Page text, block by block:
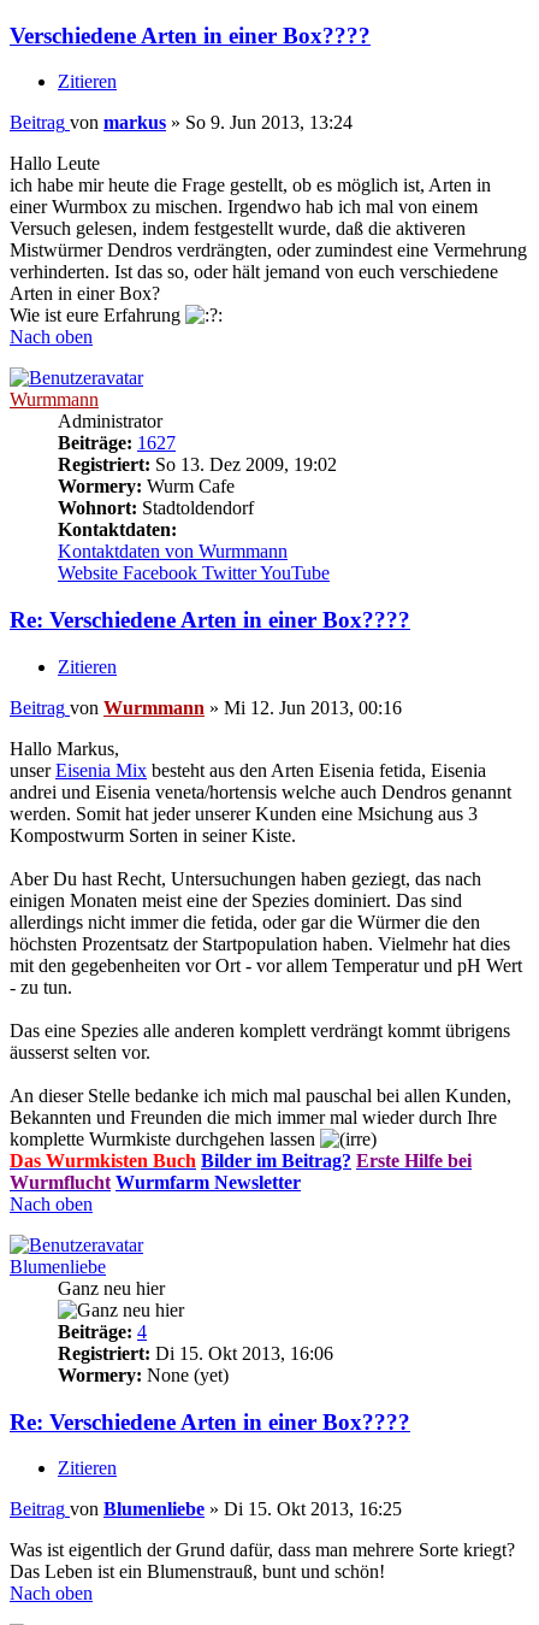
Verschiedene Arten in einer Box????
Zitieren
Beitrag von markus » So 9. Jun 2013, 13:24
Hallo Leute
ich habe mir heute die Frage gestellt, ob es möglich ist, Arten in
einer Wurmbox zu mischen. Irgendwo hab ich mal von einem
Versuch gelesen, indem festgestellt wurde, daß die aktiveren
Mistwürmer Dendros verdrängten, oder zumindest eine Vermehrung
verhinderten. Ist das so, oder hält jemand von euch verschiedene
Arten in einer Box?
Wie ist eure Erfahrung
Nach oben
Wurmmann
Administrator
Beiträge: 1627
Registriert: So 13. Dez 2009, 19:02
Wormery: Wurm Cafe
Wohnort: Stadtoldendorf
Kontaktdaten:
Kontaktdaten von Wurmmann
Website Facebook TwitterYouTube
Re: Verschiedene Arten in einer Box????
Zitieren
Beitrag von Wurmmann » Mi 12. Jun 2013, 00:16
Hallo Markus,
unserEisenia Mix besteht aus den Arten Eisenia fetida, Eisenia
andrei und Eisenia veneta/hortensis welche auch Dendros genannt
werden. Somit hat jeder unserer Kunden eine Msichung aus 3
Kompostwurm Sorten in seiner Kiste.
Aber Du hast Recht, Untersuchungen haben geziegt, das nach
einigen Monaten meist eine der Spezies dominiert. Das sind
allerdings nicht immer die fetida, oder gar die Würmer die den
höchsten Prozentsatz der Startpopulation haben. Vielmehr hat dies
mit den gegebenheiten vor Ort - vor allem Temperatur und pH Wert
- zu tun.
Das eine Spezies alle anderen komplett verdrängt kommt übrigens
äusserst selten vor.
An dieser Stelle bedanke ich mich mal pauschal bei allen Kunden,
Bekannten und Freunden die mich immer mal wieder durch Ihre
komplette Wurmkiste durchgehen lassen
Das Wurmkisten Buch Bilder im Beitrag? Erste Hilfe bei
Wurmflucht Wurmfarm Newsletter
Nach oben
Blumenliebe
Ganz neu hier
Beiträge: 4
Registriert: Di 15. Okt 2013, 16:06
Wormery: None (yet)
Re: Verschiedene Arten in einer Box????
Zitieren
Beitrag von Blumenliebe » Di 15. Okt 2013, 16:25
Was ist eigentlich der Grund dafür, dass man mehrere Sorte kriegt?
Das Leben ist ein Blumenstrauß, bunt und schön!
Nach oben